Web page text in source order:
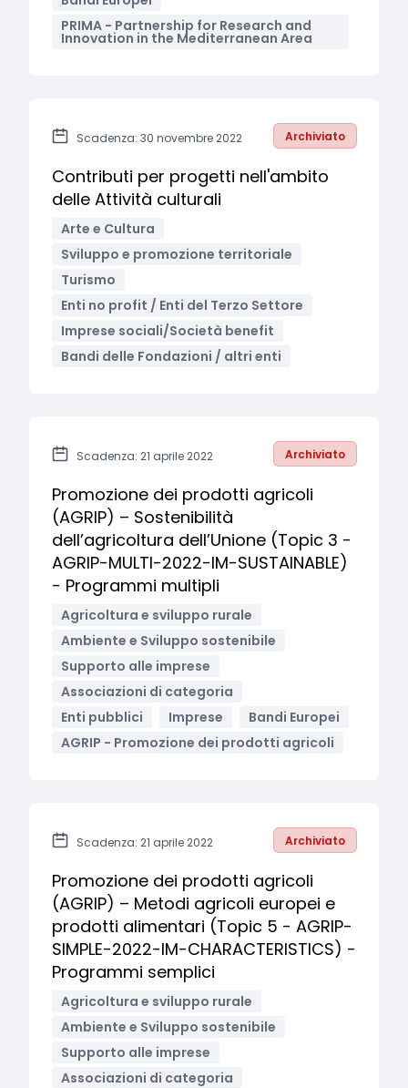
PRIMA - Partnership for Research and
Innovation in the Mediterranean Area
Scadenza: 30 novembre 2022 Archiviato
Contributi per progetti nell'ambito
delle Attività culturali
Arte e Cultura
Sviluppo e promozione territoriale
Turismo
Enti no profit / Enti del Terzo Settore
Imprese sociali/Società benefit
Bandi delle Fondazioni / altri enti
Scadenza: 21 aprile 2022 Archiviato
Promozione dei prodotti agricoli
(AGRIP) – Sostenibilità
dell’agricoltura dell’Unione (Topic 3 -
AGRIP-MULTI-2022-IM-SUSTAINABLE)
- Programmi multipli
Agricoltura e sviluppo rurale
Ambiente e Sviluppo sostenibile
Supporto alle imprese
Associazioni di categoria
Enti pubblici
Imprese
Bandi Europei
AGRIP - Promozione dei prodotti agricoli
Scadenza: 21 aprile 2022 Archiviato
Promozione dei prodotti agricoli
(AGRIP) – Metodi agricoli europei e
prodotti alimentari (Topic 5 - AGRIP-
SIMPLE-2022-IM-CHARACTERISTICS) -
Programmi semplici
Agricoltura e sviluppo rurale
Ambiente e Sviluppo sostenibile
Supporto alle imprese
Associazioni di categoria